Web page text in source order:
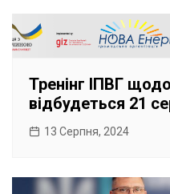
Тренінг ІПВГ
відбудеться 21
13 Серпня, 2024